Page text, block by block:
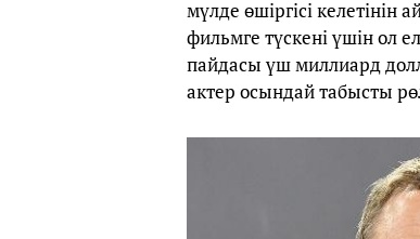
мүлде өшіргісі
фильмге түскені үшін ол
пайдасы үш миллиард
актер осындай табысты